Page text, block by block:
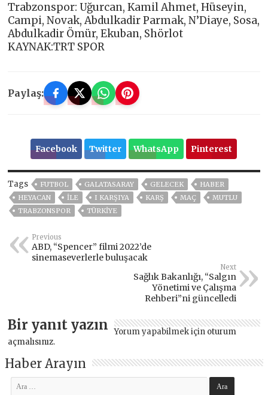
Trabzonspor: Uğurcan, Kamil Ahmet, Hüseyin,
Campi, Novak, Abdulkadir Parmak, N’Diaye, Sosa,
Abdulkadir Ömür, Ekuban, Shörlot
KAYNAK:TRT SPOR
Paylaş:
Facebook Twitter WhatsApp Pinterest
Tags FUTBOL GALATASARAY GELECEK
HABER
HEYACAN
ILE I KARŞIYA KARŞ MAÇ
MUTLU
TRABZONSPOR
TÜRKİYE
Previous
ABD, “Spencer” filmi 2022’de
sinemaseverlerle buluşacak
Next
Sağlık Bakanlığı, “Salgın
Yönetimi ve Çalışma
Rehberi”ni güncelledi
Bir yanıt yazın Yorum yapabilmek için oturum
açmalısınız.
Haber Arayın